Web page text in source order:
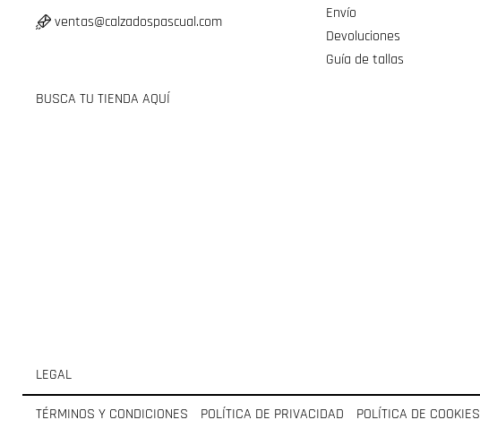
ventas@calzadospascual.com
BUSCA TU TIENDA AQUÍ
Envío
Devoluciones
Guía de tallas
LEGAL
TÉRMINOS Y CONDICIONES POLÍTICA DE PRIVACIDAD POLÍTICA DE COOKIES